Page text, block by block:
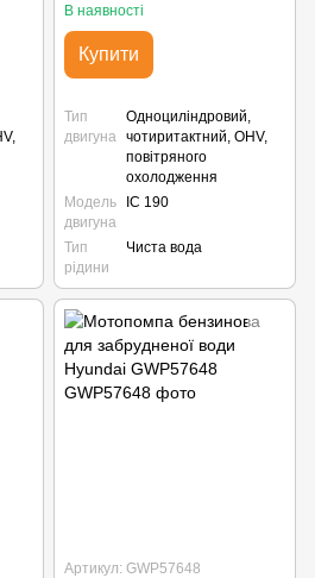
В наявності
Купити
Тип
двигуна
Одноциліндровий,
чотиритактний, OHV,
повітряного
охолодження
Модель
двигуна
IC 190
Тип
рідини
Чиста вода
Артикул: GWP57648